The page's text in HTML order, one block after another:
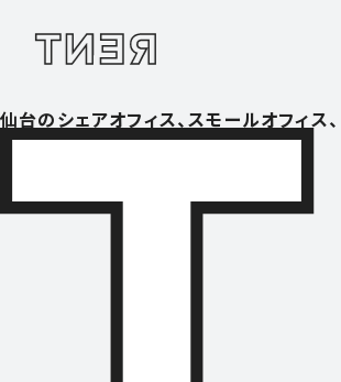
仙台のシェアオフィス、スモールオフィス